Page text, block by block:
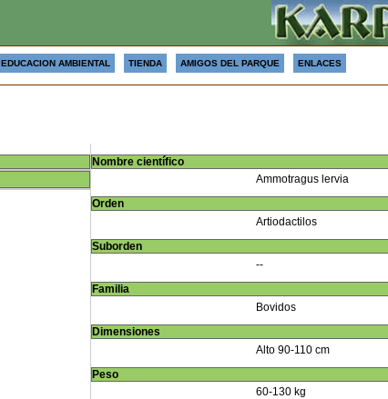
EDUCACION AMBIENTAL TIENDA AMIGOS DEL PARQUE ENLACES
Nombre científico
Ammotragus lervia
Orden
Artiodactilos
Suborden
--
Familia
Bovidos
Dimensiones
Alto 90-110 cm
Peso
60-130 kg